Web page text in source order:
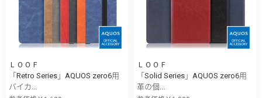
ＬＯＯＦ
「Retro Series」AQUOS zero6用
バイカ...
ＬＯＯＦ
「Solid Series」AQUOS zero6用
革の個...